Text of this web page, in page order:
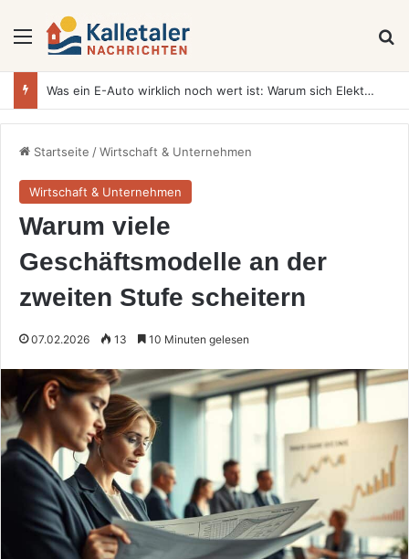
Menü
Was ein E-Auto wirklich noch wert ist: Warum sich Elektrofahrzeuge bei der Wertermittlung anders verhalten als Verbrenner
Startseite /Wirtschaft & Unternehmen
Wirtschaft & Unternehmen
Warum viele
Geschäftsmodelle an der
zweiten Stufe scheitern
07.02.2026 13 10 Minuten gelesen